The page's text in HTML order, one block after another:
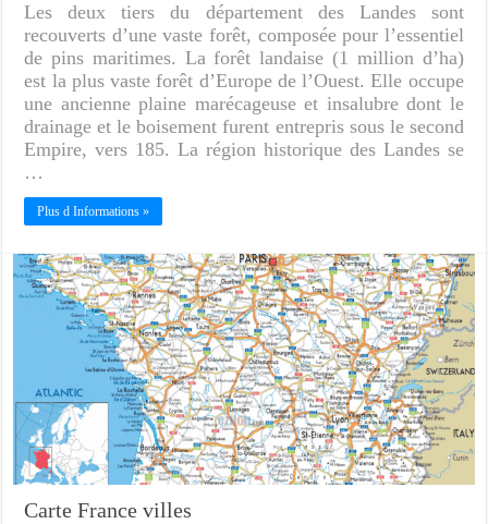
Les deux tiers du département des Landes sont
recouverts d’une vaste forêt, composée pour l’essentiel
de pins maritimes. La forêt landaise (1 million d’ha)
est la plus vaste forêt d’Europe de l’Ouest. Elle occupe
une ancienne plaine marécageuse et insalubre dont le
drainage et le boisement furent entrepris sous le second
Empire, vers 185. La région historique des Landes se
…
Plus d Informations »
Carte France villes